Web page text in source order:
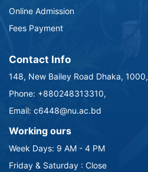
Online Admission
Fees Payment
Contact Info
148, New Bailey Road Dhaka, 1000,
Phone: +880248313310,
Email: c6448@nu.ac.bd
Working ours
Week Days: 9 AM - 4 PM
Friday & Saturday : Close